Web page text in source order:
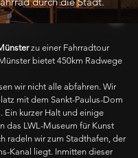
zu einer Fahrradtour
bietet 450km Radwege
wir nicht alle abfahren. Wir
mit dem Sankt-Paulus-Dom
Ein kurzer Halt und einige
das LWL-Museum für Kunst
radeln wir zum Stadthafen, der
Kanal liegt. Inmitten dieser